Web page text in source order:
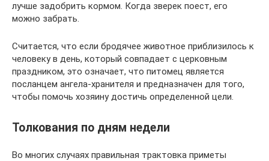
лучше задобрить кормом. Когда зверек поест, его
можно забрать.
Считается, что если бродячее животное приблизилось к
человеку в день, который совпадает с церковным
праздником, это означает, что питомец является
посланцем ангела-хранителя и предназначен для того,
чтобы помочь хозяину достичь определенной цели.
Толкования по дням недели
Во многих случаях правильная трактовка приметы